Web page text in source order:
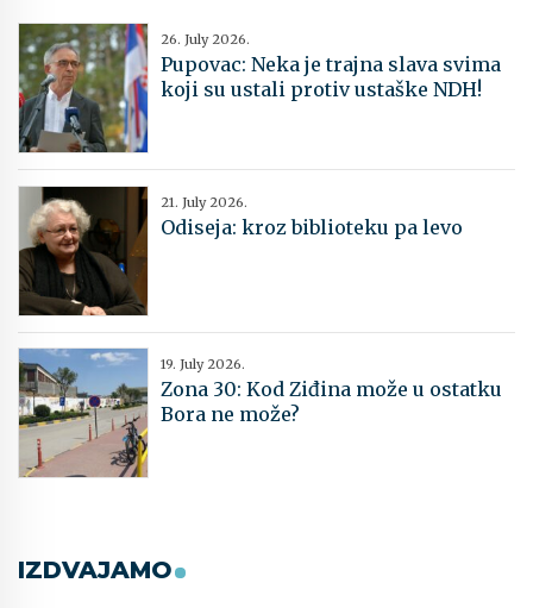
26. July 2026.
Pupovac: Neka je trajna slava svima
koji su ustali protiv ustaške NDH!
21. July 2026.
Odiseja: kroz biblioteku pa levo
19. July 2026.
Zona 30: Kod Ziđina može u ostatku
Bora ne može?
IZDVAJAMO